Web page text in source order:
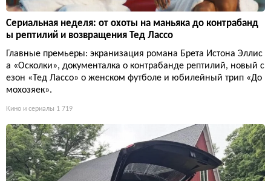
Сериальная неделя: от охоты на маньяка до контрабанд
ы рептилий и возвращения Тед Лассо
Главные премьеры: экранизация романа Брета Истона Эллис
а «Осколки», документалка о контрабанде рептилий, новый с
езон «Тед Лассо» о женском футболе и юбилейный трип «До
мохозяек».
Кино и сериалы 1 719